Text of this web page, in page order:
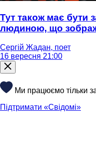
Тут також має бути
людиною, що
Сергій Жадан, поет
16 вересня 21:00
Ми працюємо тільки
Підтримати «Свідомі»